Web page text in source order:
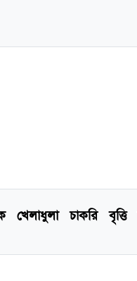
খেলাধুলা চাকরি বৃত্তি